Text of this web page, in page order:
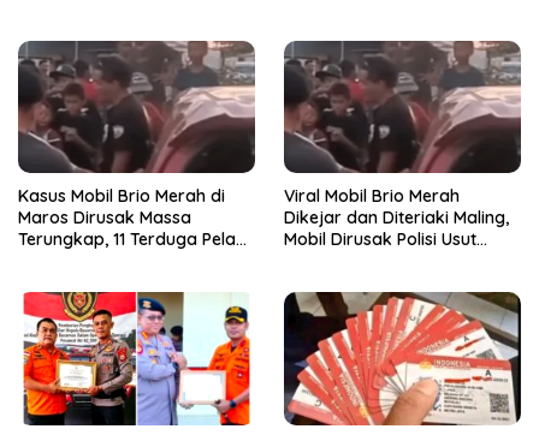
Kasus Mobil Brio Merah di
Maros Dirusak Massa
Terungkap, 11 Terduga Pelaku
Viral Mobil Brio Merah
Dikejar dan Diteriaki Maling,
Mobil Dirusak Polisi Usut